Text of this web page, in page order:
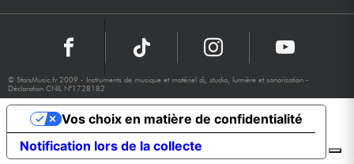
© StarsMusic.fr 2009 - Instruments de musique et matériel dj, studio, lumière et sonorisation -
Déclaration CNIL N°1728182
Notification lors de la collecte
Vos choix en matière de confidentialité